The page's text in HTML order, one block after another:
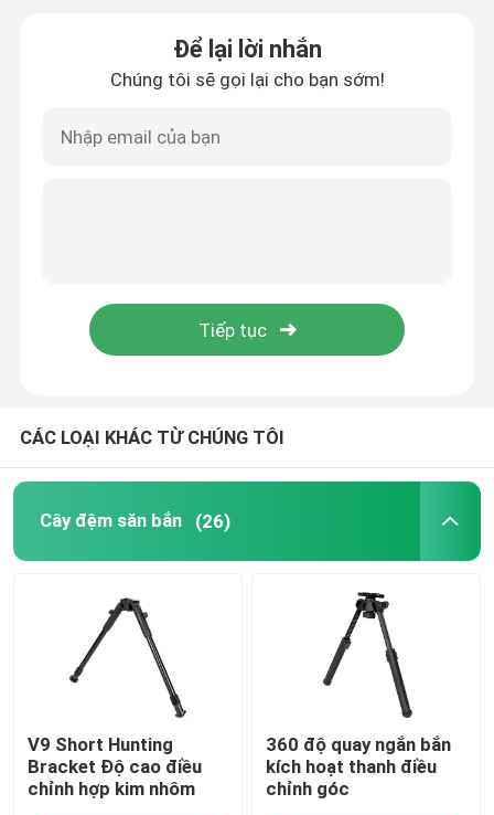
Chân máy săn bắn
Gậy kích hoạt
Bàn bắn
Bipod súng săn
Phụ kiện săn bắn
Thanh kích hoạt
Để lại lời nhắn
Chúng tôi sẽ gọi lại cho bạn sớm!
CÁC LOẠI KHÁC TỪ CHÚNG TÔI
Cây đệm săn bắn (26)
V9 Short Hunting
Bracket Độ cao điều
chỉnh hợp kim nhôm
360 độ quay ngắn bắn
kích hoạt thanh điều
chỉnh góc